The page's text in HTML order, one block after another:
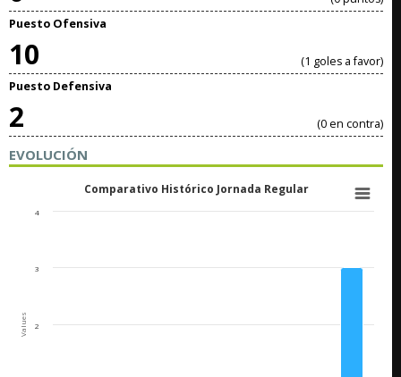
Puesto Ofensiva
10
(1 goles a favor)
Puesto Defensiva
2 (0 en contra)
EVOLUCIÓN
Values
Comparativo Histórico Jornada Regular
2
3
4